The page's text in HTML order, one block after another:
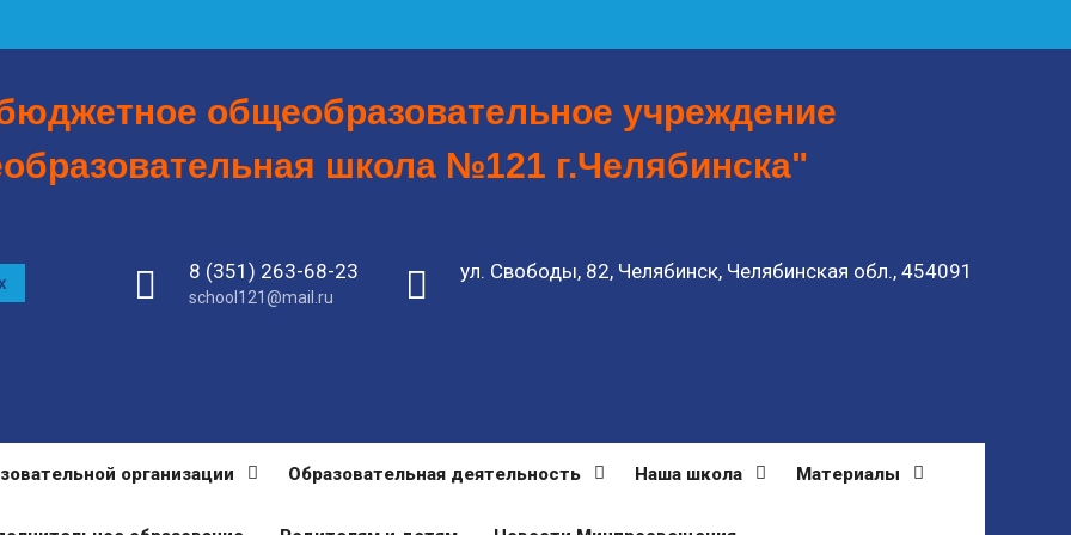
общеобразовательное учреждение
школа №121 г.Челябинска"
8 (351) 263-68-23
school121@mail.ru
ул. Свободы, 82, Челябинск, Челябинская обл., 454091
организации Образовательная деятельность Наша школа Материалы